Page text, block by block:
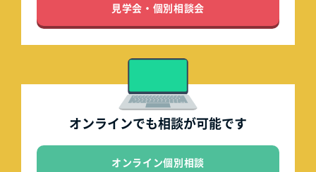
見学会・個別相談会
オンラインでも相談が可能です
オンライン個別相談